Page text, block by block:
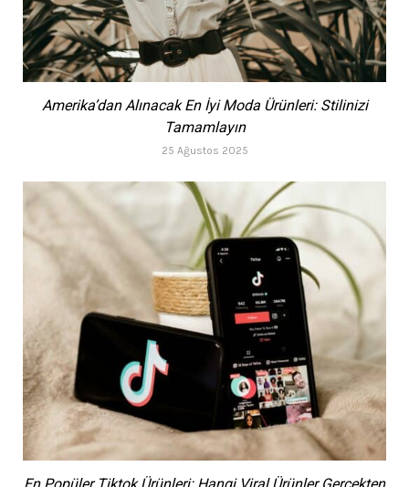
Amerika’dan Alınacak En İyi Moda Ürünleri: Stilinizi
Tamamlayın
25 Ağustos 2025